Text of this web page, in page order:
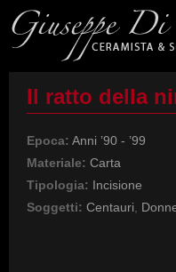
Il ratto della
Epoca: Anni ’90 - ’99
Materiale: Carta
Tipologia: Incisione
Soggetti: Centauri